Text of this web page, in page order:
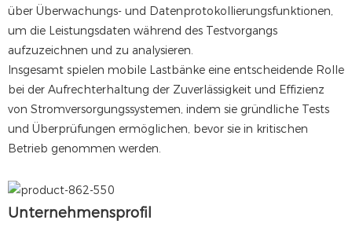
über Überwachungs- und Datenprotokollierungsfunktionen,
um die Leistungsdaten während des Testvorgangs
aufzuzeichnen und zu analysieren.
Insgesamt spielen mobile Lastbänke eine entscheidende Rolle
bei der Aufrechterhaltung der Zuverlässigkeit und Effizienz
von Stromversorgungssystemen, indem sie gründliche Tests
und Überprüfungen ermöglichen, bevor sie in kritischen
Betrieb genommen werden.
Unternehmensprofil